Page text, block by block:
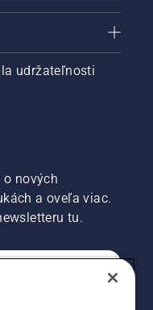
udržateľnosti
nových
a oveľa viac.
tu.